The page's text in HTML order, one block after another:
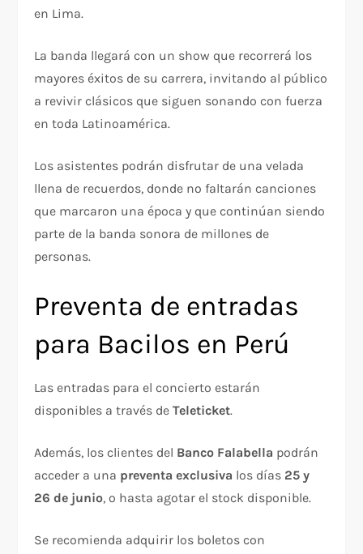
en Lima.
La banda llegará con un show que recorrerá los
mayores éxitos de su carrera, invitando al público
a revivir clásicos que siguen sonando con fuerza
en toda Latinoamérica.
Los asistentes podrán disfrutar de una velada
llena de recuerdos, donde no faltarán canciones
que marcaron una época y que continúan siendo
parte de la banda sonora de millones de
personas.
Preventa de entradas
para Bacilos en Perú
Las entradas para el concierto estarán
disponibles a través deTeleticket.
Además, los clientes del Banco Falabella podrán
acceder a una preventa exclusiva los días 25 y
26 de junio, o hasta agotar el stock disponible.
Se recomienda adquirir los boletos con